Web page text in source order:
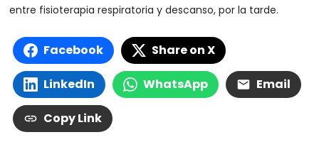
entre fisioterapia respiratoria y descanso, por la tarde.
Facebook Share on X
LinkedIn WhatsApp Email
Copy Link